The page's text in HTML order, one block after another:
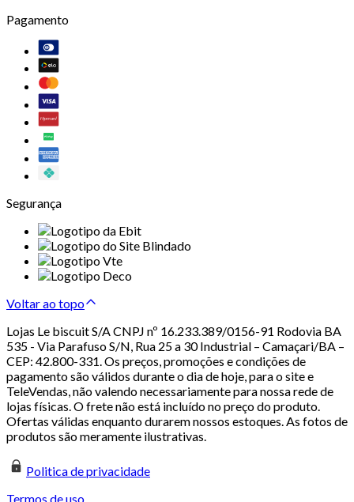
Pagamento
Segurança
Voltar ao topo
Lojas Le biscuit S/A CNPJ nº 16.233.389/0156-91 Rodovia BA
535 - Via Parafuso S/N, Rua 25 a 30 Industrial – Camaçari/BA –
CEP: 42.800-331. Os preços, promoções e condições de
pagamento são válidos durante o dia de hoje, para o site e
TeleVendas, não valendo necessariamente para nossa rede de
lojas físicas. O frete não está incluído no preço do produto.
Ofertas válidas enquanto durarem nossos estoques. As fotos de
produtos são meramente ilustrativas.
Politica de privacidade
Termos de uso